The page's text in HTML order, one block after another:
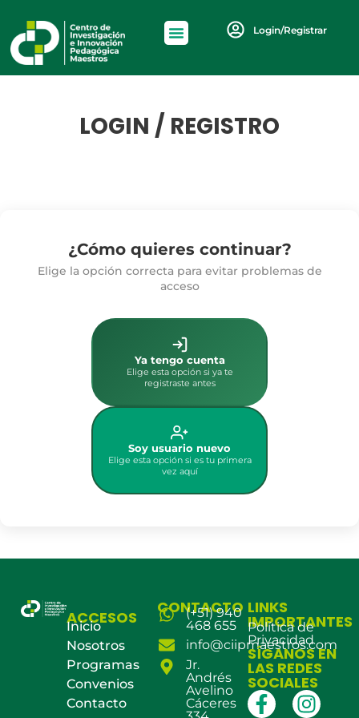
Login/Registrar
LOGIN / REGISTRO
¿Cómo quieres continuar?
Elige la opción correcta para evitar problemas de
acceso
Ya tengo cuenta
Elige esta opción si ya te
registraste antes
Soy usuario nuevo
Elige esta opción si es tu primera
vez aquí
ACCESOS
Inicio
Nosotros
Programas
Convenios
Contacto
CONTACTO
(+51) 940
468 655
info@ciipmaestros.com
Jr.
Andrés
Avelino
Cáceres
LINKS
IMPORTANTES
Política de
Privacidad
SÍGANOS EN
LAS REDES
SOCIALES